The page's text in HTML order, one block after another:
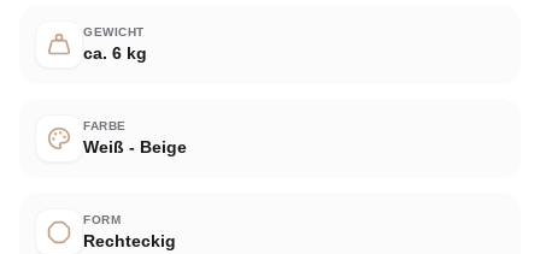
GEWICHT
ca. 6 kg
FARBE
Weiß - Beige
FORM
Rechteckig